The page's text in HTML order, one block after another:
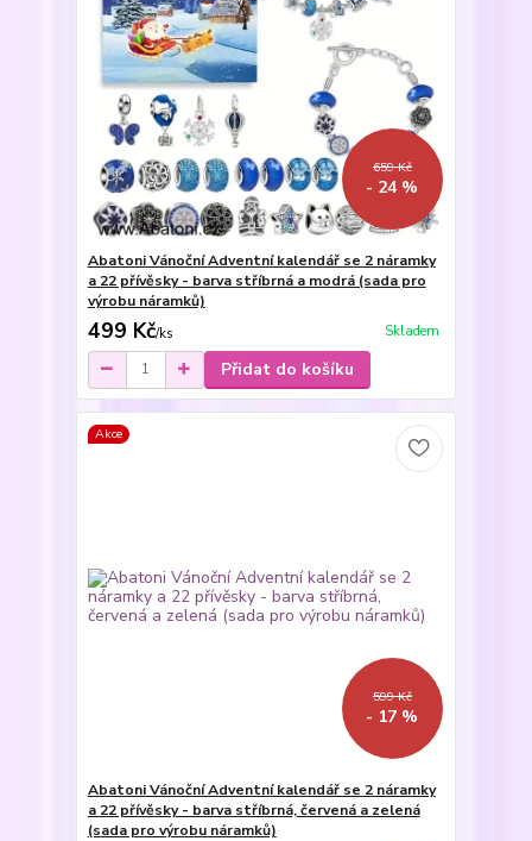
659 Kč
- 24 %
Abatoni Vánoční Adventní kalendář se 2 náramky
a 22 přívěsky - barva stříbrná a modrá (sada pro
výrobu náramků)
499 Kč/ks Skladem
Přidat do košíku
Akce
599 Kč
- 17 %
Abatoni Vánoční Adventní kalendář se 2 náramky
a 22 přívěsky - barva stříbrná, červená a zelená
(sada pro výrobu náramků)